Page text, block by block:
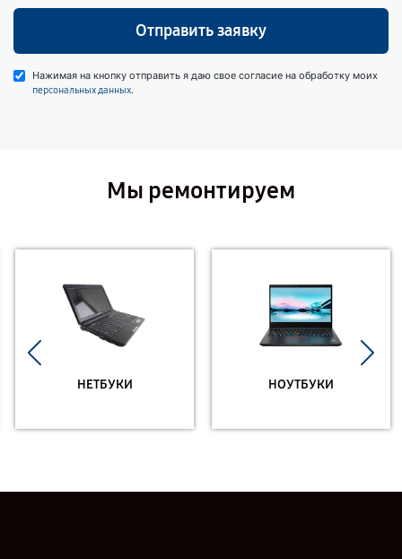
Отправить заявку
Нажимая на кнопку отправить я даю свое согласие на обработку моих
персональных данных.
Мы ремонтируем
НЕТБУКИ НОУТБУКИ